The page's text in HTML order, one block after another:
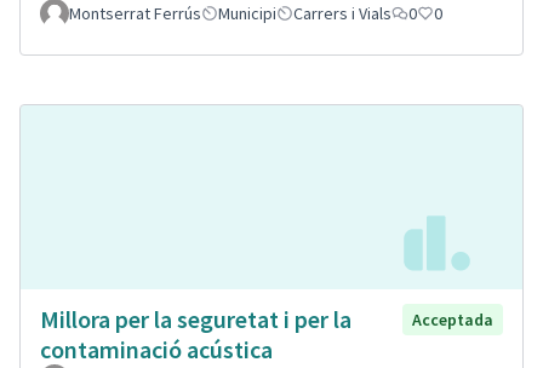
Montserrat Ferrús Municipi Carrers i Vials 0 0
Millora per la seguretat i per la
contaminació acústica
Acceptada